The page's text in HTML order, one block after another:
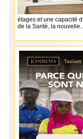
étages et une capacité
de la Santé, la